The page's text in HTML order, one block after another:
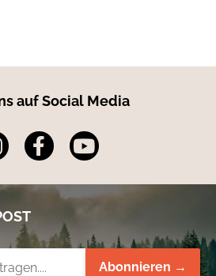
auf Social Media
Abonnieren →